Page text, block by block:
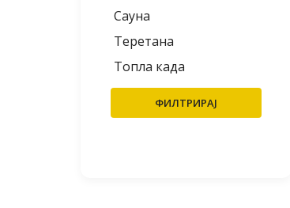
Сауна
Теретана
Топла када
ФИЛТРИРАЈ